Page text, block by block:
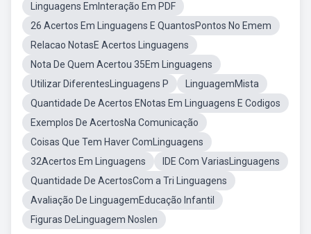
Linguagens EmInteração Em PDF
26 Acertos Em Linguagens E QuantosPontos No Emem
Relacao NotasE Acertos Linguagens
Nota De Quem Acertou 35Em Linguagens
Utilizar DiferentesLinguagens P
LinguagemMista
Quantidade De Acertos ENotas Em Linguagens E Codigos
Exemplos De AcertosNa Comunicação
Coisas Que Tem Haver ComLinguagens
32Acertos Em Linguagens
IDE Com VariasLinguagens
Quantidade De AcertosCom a Tri Linguagens
Avaliação De LinguagemEducação Infantil
Figuras DeLinguagem Noslen